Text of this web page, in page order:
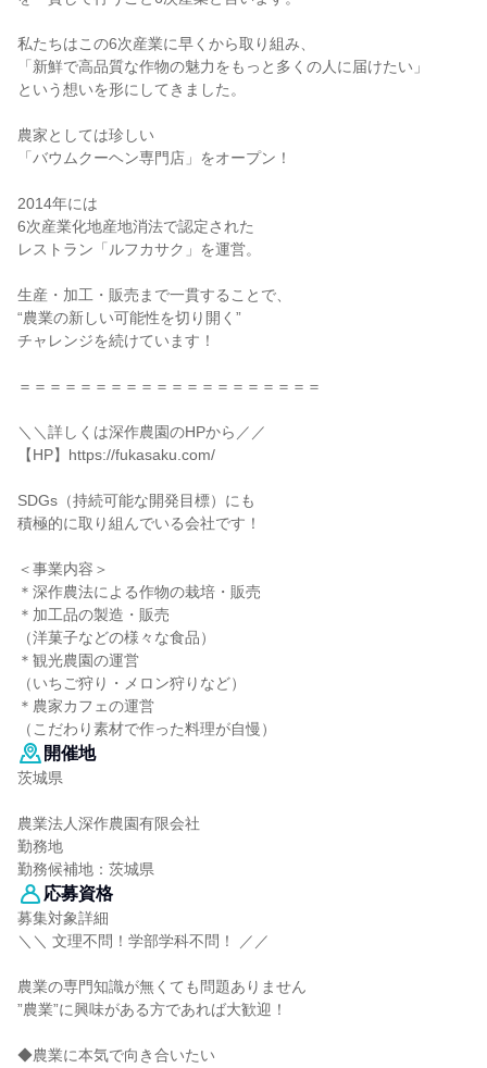
私たちはこの6次産業に早くから取り組み、
「新鮮で高品質な作物の魅力をもっと多くの人に届けたい」
という想いを形にしてきました。
農家としては珍しい
「バウムクーヘン専門店」をオープン！
2014年には
6次産業化地産地消法で認定された
レストラン「ルフカサク」を運営。
生産・加工・販売まで一貫することで、
“農業の新しい可能性を切り開く”
チャレンジを続けています！
＝＝＝＝＝＝＝＝＝＝＝＝＝＝＝＝＝＝＝＝
＼＼詳しくは深作農園のHPから／／
【HP】https://fukasaku.com/
SDGs（持続可能な開発目標）にも
積極的に取り組んでいる会社です！
＜事業内容＞
＊深作農法による作物の栽培・販売
＊加工品の製造・販売
（洋菓子などの様々な食品）
＊観光農園の運営
（いちご狩り・メロン狩りなど）
＊農家カフェの運営
（こだわり素材で作った料理が自慢）
開催地
茨城県
農業法人深作農園有限会社
勤務地
勤務候補地：茨城県
応募資格
募集対象詳細
＼＼ 文理不問！学部学科不問！ ／／
農業の専門知識が無くても問題ありません
”農業”に興味がある方であれば大歓迎！
◆農業に本気で向き合いたい